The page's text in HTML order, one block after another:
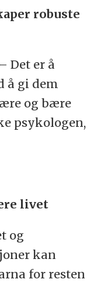
robuste
Det er å
å gi dem
og bære
psykologen,
livet
og
kan
for resten